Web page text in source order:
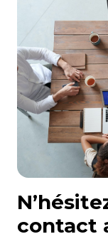
contact